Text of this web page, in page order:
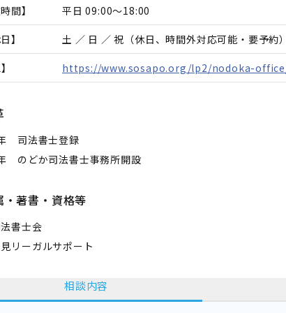
間】 平日 09:00～18:00
】 土 ／ 日 ／ 祝（休日、時間外対応可能・要予約）
https://www.sosapo.org/lp2/nodoka-
司法書士登録
のどか司法書士事務所開設
・著書・資格等
書士会
リーガルサポート
相談内容